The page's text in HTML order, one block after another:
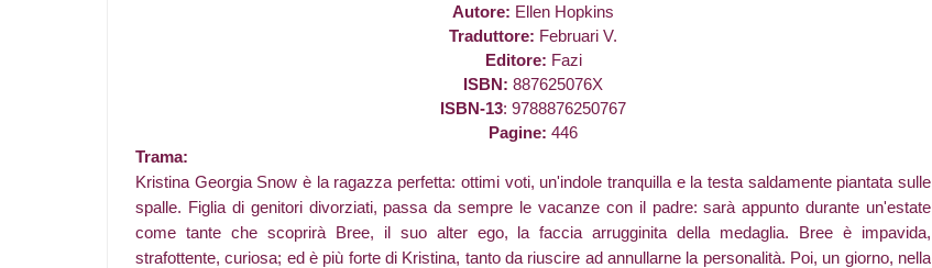
Autore: Ellen Hopkins
Traduttore: Februari V.
Editore: Fazi
ISBN: 887625076X
ISBN-13: 9788876250767
Pagine: 446
Trama:
Kristina Georgia Snow è la ragazza perfetta: ottimi voti, un'indole tranquilla e la testa saldamente piantata sulle
spalle. Figlia di genitori divorziati, passa da sempre le vacanze con il padre: sarà appunto durante un'estate
come tante che scoprirà Bree, il suo alter ego, la faccia arrugginita della medaglia. Bree è impavida,
strafottente, curiosa; ed è più forte di Kristina, tanto da riuscire ad annullarne la personalità. Poi, un giorno, nella